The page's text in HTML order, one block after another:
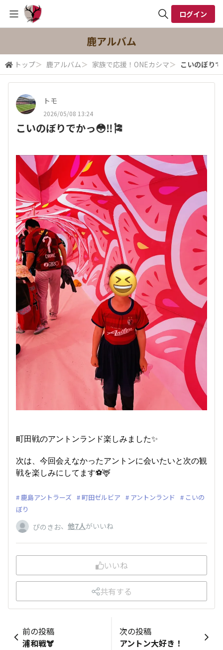
検索
ログイン
鹿アルバム
トップ＞ 鹿アルバム＞ 家族で応援！ONEカシマ＞ こいのぼり
トモ
2026/05/08 13:24
こいのぼりでかっ😳‼️🎏
町田戦のアントンランド楽しみました✨
次は、今回会えなかったアントンに会いたいと次の観
戦を楽しみにしてます⚽️🦌
鹿島アントラーズ 町田ゼルビア アントンランド
こいの
ぼり
ぴのきお、 他7人がいいね
いいね
共有する
前の投稿
浦和戦🫎
次の投稿
アントン大好き！